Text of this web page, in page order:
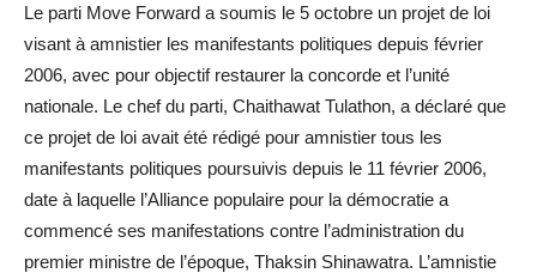
Le parti Move Forward a soumis le 5 octobre un projet de loi
visant à amnistier les manifestants politiques depuis février
2006, avec pour objectif restaurer la concorde et l’unité
nationale. Le chef du parti, Chaithawat Tulathon, a déclaré que
ce projet de loi avait été rédigé pour amnistier tous les
manifestants politiques poursuivis depuis le 11 février 2006,
date à laquelle l’Alliance populaire pour la démocratie a
commencé ses manifestations contre l’administration du
premier ministre de l’époque, Thaksin Shinawatra. L’amnistie